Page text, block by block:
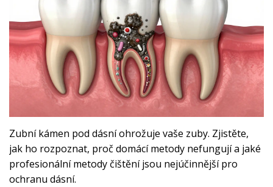
Zubní kámen pod dásní ohrožuje vaše zuby. Zjistěte,
jak ho rozpoznat, proč domácí metody nefungují a jaké
profesionální metody čištění jsou nejúčinnější pro
ochranu dásní.